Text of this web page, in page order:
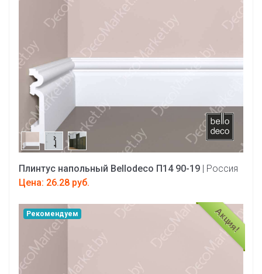
Плинтус напольный Bellodeco П14 90-19
| Россия
Цена: 26.28 руб.
Акция!
Рекомендуем